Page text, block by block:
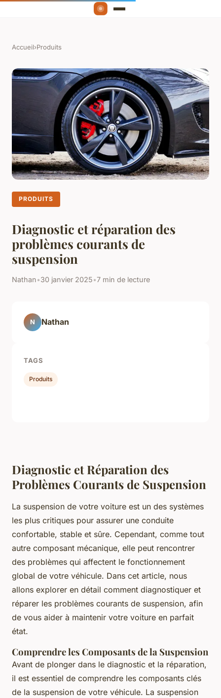
Accueil›Produits
PRODUITS
Diagnostic et réparation des
problèmes courants de
suspension
Nathan•30 janvier 2025•7 min de lecture
Diagnostic et Réparation des
Problèmes Courants de Suspension
La suspension de votre voiture est un des systèmes
les plus critiques pour assurer une conduite
confortable, stable et sûre. Cependant, comme tout
autre composant mécanique, elle peut rencontrer
des problèmes qui affectent le fonctionnement
global de votre véhicule. Dans cet article, nous
allons explorer en détail comment diagnostiquer et
réparer les problèmes courants de suspension, afin
de vous aider à maintenir votre voiture en parfait
état.
Comprendre les Composants de la Suspension
Avant de plonger dans le diagnostic et la réparation,
il est essentiel de comprendre les composants clés
de la suspension de votre véhicule. La suspension
N Nathan
TAGS
Produits